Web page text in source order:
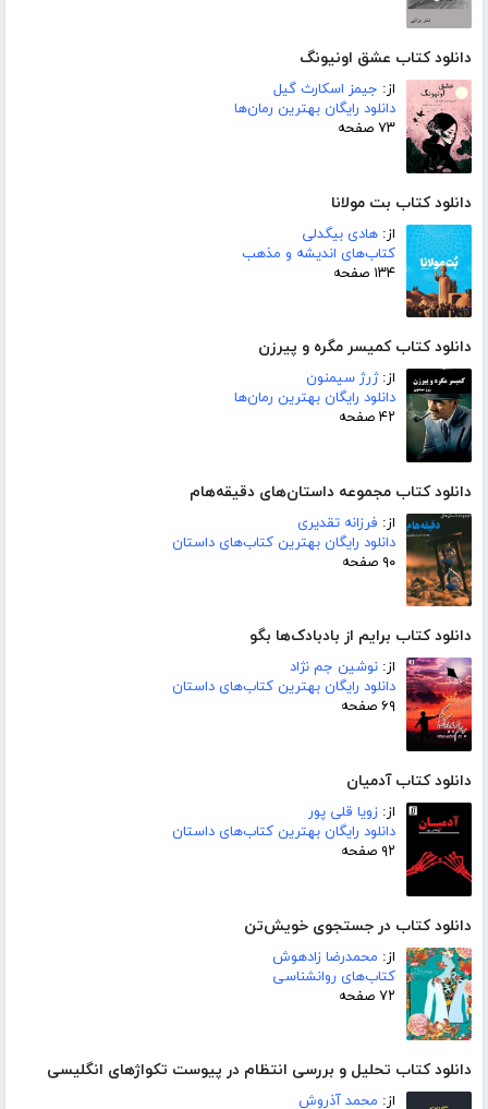
دانلود کتاب عشق اونیونگ
از: جیمز اسکارث گیل
دانلود رایگان بهترین رمان‌ها
۷۳ صفحه
دانلود کتاب بت مولانا
از: هادی بیگدلی
کتاب‌های اندیشه و مذهب
۱۳۴ صفحه
دانلود کتاب کمیسر مگره و پیرزن
از:ژرژ سیمنون
دانلود رایگان بهترین رمان‌ها
۴۲ صفحه
دانلود کتاب مجموعه داستان‌های دقیقه‌هام
از: فرزانه تقدیری
دانلود رایگان بهترین کتاب‌های داستان
۹۰ صفحه
دانلود کتاب برایم از بادبادک‌ها بگو
از: نوشین جم نژاد
دانلود رایگان بهترین کتاب‌های داستان
۶۹ صفحه
دانلود کتاب آدمیان
از: زویا قلی پور
دانلود رایگان بهترین کتاب‌های داستان
۹۲ صفحه
دانلود کتاب در جستجوی خویش‌تن
از: محمدرضا زادهوش
کتاب‌های روانشناسی
۷۲ صفحه
دانلود کتاب تحلیل و بررسی انتظام در پیوست تکواژهای انگلیسی
از: محمد آذروش